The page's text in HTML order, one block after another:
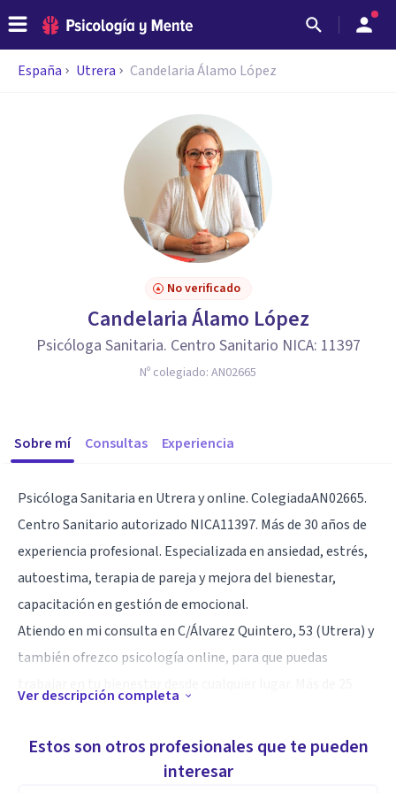
España Utrera Candelaria Álamo López
No verificado
Candelaria Álamo López
Psicóloga Sanitaria. Centro Sanitario NICA: 11397
Nº colegiado: AN02665
Sobre mí Consultas Experiencia
Psicóloga Sanitaria en Utrera y online. ColegiadaAN02665.
Centro Sanitario autorizado NICA11397. Más de 30 años de
experiencia profesional. Especializada en ansiedad, estrés,
autoestima, terapia de pareja y mejora del bienestar,
capacitación en gestión de emocional.
Atiendo en mi consulta en C/Álvarez Quintero, 53 (Utrera) y
también ofrezco psicología online, para que puedas
en la Administración Pública. Formadora Experta en las
Universidades de Loyola, Pablo de Olvide y Universidad de
Ver descripción completa
Estos son otros profesionales que te pueden
interesar